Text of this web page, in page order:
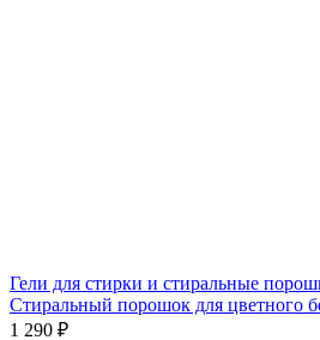
Гели для стирки и стиральные
Стиральный порошок для цветного
1 290 ₽